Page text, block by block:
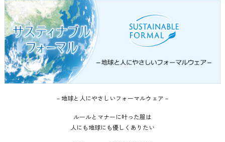
－地球と人にやさしいフォーマルウェア－
ルールとマナーに叶った服は
人にも地球にも優しくありたい